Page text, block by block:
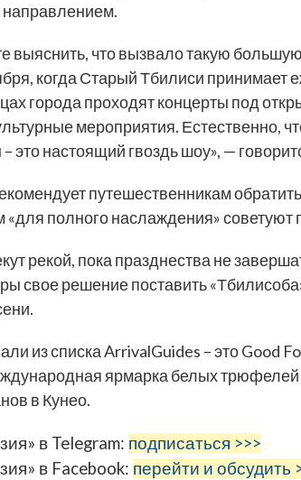
направлением.
выяснить, что вызвало такую
когда Старый Тбилиси принимает
города проходят концерты под
мероприятия. Естественно,
это настоящий гвоздь шоу», —
путешественникам
«для полного наслаждения» советуют
рекой, пока празднества не
свое решение поставить
из списка ArrivalGuides – это Good
ярмарка белых трюфелей
в Кунео.
в Telegram: подписаться >>>
в Facebook: перейти и обсудить